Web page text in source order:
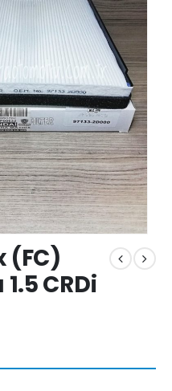
(FC)
CRDi